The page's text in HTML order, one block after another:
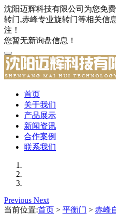
沈阳迈辉科技有限公司为您免
转门,赤峰专业旋转门等相关信
注！
您暂无新询盘信息！
首页
关于我们
产品展示
新闻资讯
合作案例
联系我们
Previous Next
当前位置:首页 > 平衡门 > 赤峰